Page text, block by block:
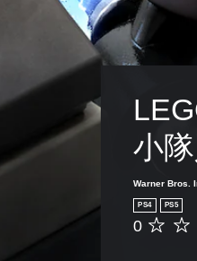
小
Warner Bros.
PS4 PS5
無
0